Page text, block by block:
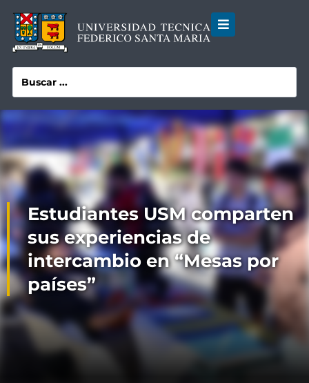
Estudiantes USM comparten
sus experiencias de
intercambio en “Mesas por
países”